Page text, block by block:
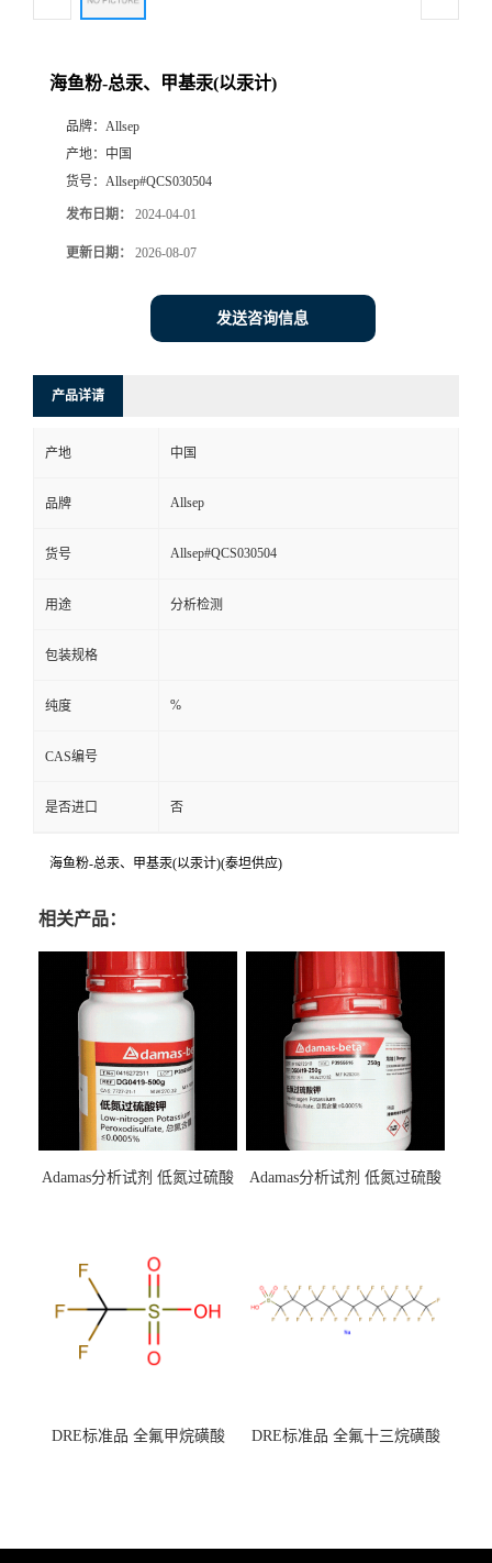
海鱼粉-总汞、甲基汞(以汞计)
品牌： Allsep
产地： 中国
货号： Allsep#QCS030504
发布日期： 2024-04-01
更新日期： 2026-08-07
发送咨询信息
产品详请
产地 中国
品牌 Allsep
货号 Allsep#QCS030504
用途 分析检测
包装规格
纯度 %
CAS编号
是否进口 否
海鱼粉-总汞、甲基汞(以汞计)(泰坦供应)
相关产品：
Adamas分析试剂 低氮过硫酸
（泰坦现货供应）
Adamas分析试剂 低氮过硫酸
DRE标准品 全氟甲烷磺酸
DRE标准品 全氟十三烷磺酸